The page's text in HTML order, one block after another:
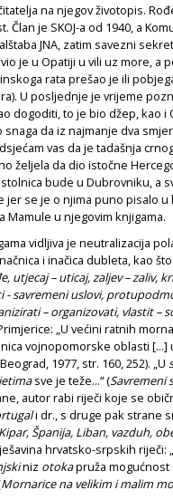
na njegov životopis.
Član je SKOJ-a od 1940, a
JNA, zatim savezni
je u Opatiji u vili uz more,
rata prešao je ili
U posljednje je vrijeme
dogoditi, to je bio džep, kao i
snaga da iz najmanje dva
vas da je tadašnja
željela da dio istočne
bude u Dubrovniku, a
jer se je o njima puno pisalo
Mamule u njegovim knjigama.
vidljiva je neutralizacija
i inačica dubleta, kao
e, utjecaj – uticaj, zaljev – zaliv,
- savremeni uslovi,
– organizovati, vlastit –
„U većini ratnih
vojnopomorske oblasti [...]
1977, str. 160, 252). „U
sve je teže...“ (Savremeni
autor rabi riječi koje se
i dr., s druge pak strane
Španija, Liban, vazduh,
hrvatsko-srpskih riječi:
niz otokapruža mogućnost
Mornarice na velikim i malim